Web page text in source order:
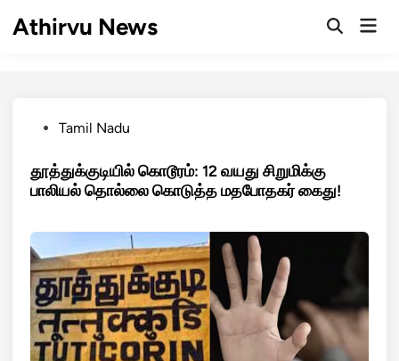
Athirvu News
OpenMain
PostedTamil Nadu
தூத்துக்குடியில் கொடூரம்: 12 வயது சிறுமிக்கு
பாலியல் தொல்லை கொடுத்த மதபோதகர் கைது!